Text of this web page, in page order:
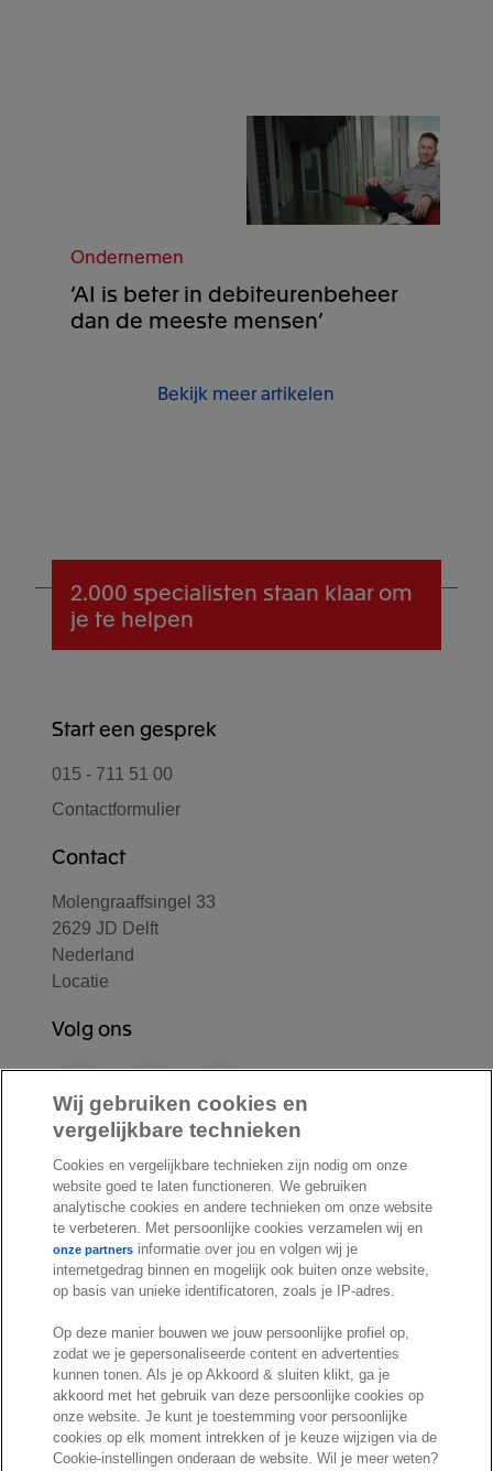
Ondernemen
‘AI is beter in debiteurenbeheer
dan de meeste mensen’
Bekijk meer artikelen
2.000 specialisten staan klaar om
je te helpen
Start een gesprek
015 - 711 51 00
Contactformulier
Contact
Molengraaffsingel 33
2629 JD Delft
Nederland
Locatie
Volg ons
F
a
c
o
o
k
L
i
n
d
I
n
Y
o
u
u
b
e
n
s
t
a
g
r
a
m
S
p
o
t
i
f
y
© Exact 2026
Cookie statement
Cookie settings
Marketing preferences
Disclaimer
Site conditions
Wij gebruiken cookies en
vergelijkbare technieken
Cookies en vergelijkbare technieken zijn nodig om onze
website goed te laten functioneren. We gebruiken
analytische cookies en andere technieken om onze website
te verbeteren. Met persoonlijke cookies verzamelen wij en
onze partners informatie over jou en volgen wij je
internetgedrag binnen en mogelijk ook buiten onze website,
op basis van unieke identificatoren, zoals je IP-adres.
Op deze manier bouwen we jouw persoonlijke profiel op,
zodat we je gepersonaliseerde content en advertenties
kunnen tonen. Als je op Akkoord & sluiten klikt, ga je
akkoord met het gebruik van deze persoonlijke cookies op
onze website. Je kunt je toestemming voor persoonlijke
cookies op elk moment intrekken of je keuze wijzigen via de
Cookie-instellingen onderaan de website. Wil je meer weten?